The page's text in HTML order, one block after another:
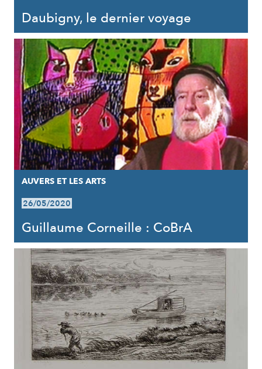
Daubigny, le dernier voyage
AUVERS ET LES ARTS
26/05/2020
Guillaume Corneille : CoBrA